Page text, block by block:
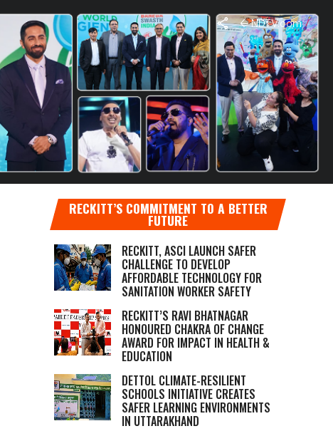
NDTV.com
RECKITT’S COMMITMENT TO A BETTER
FUTURE
RECKITT, ASCI LAUNCH SAFER
CHALLENGE TO DEVELOP
AFFORDABLE TECHNOLOGY FOR
SANITATION WORKER SAFETY
RECKITT’S RAVI BHATNAGAR
HONOURED CHAKRA OF CHANGE
AWARD FOR IMPACT IN HEALTH &
EDUCATION
DETTOL CLIMATE-RESILIENT
SCHOOLS INITIATIVE CREATES
SAFER LEARNING ENVIRONMENTS
IN UTTARAKHAND